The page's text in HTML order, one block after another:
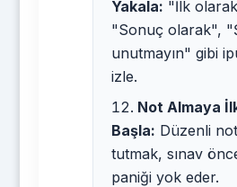
Yakala: "İlk
"Sonuç olarak",
unutmayın" gibi
izle.
Not Almaya
Başla: Düzenli not
tutmak, sınav
paniği yok eder.